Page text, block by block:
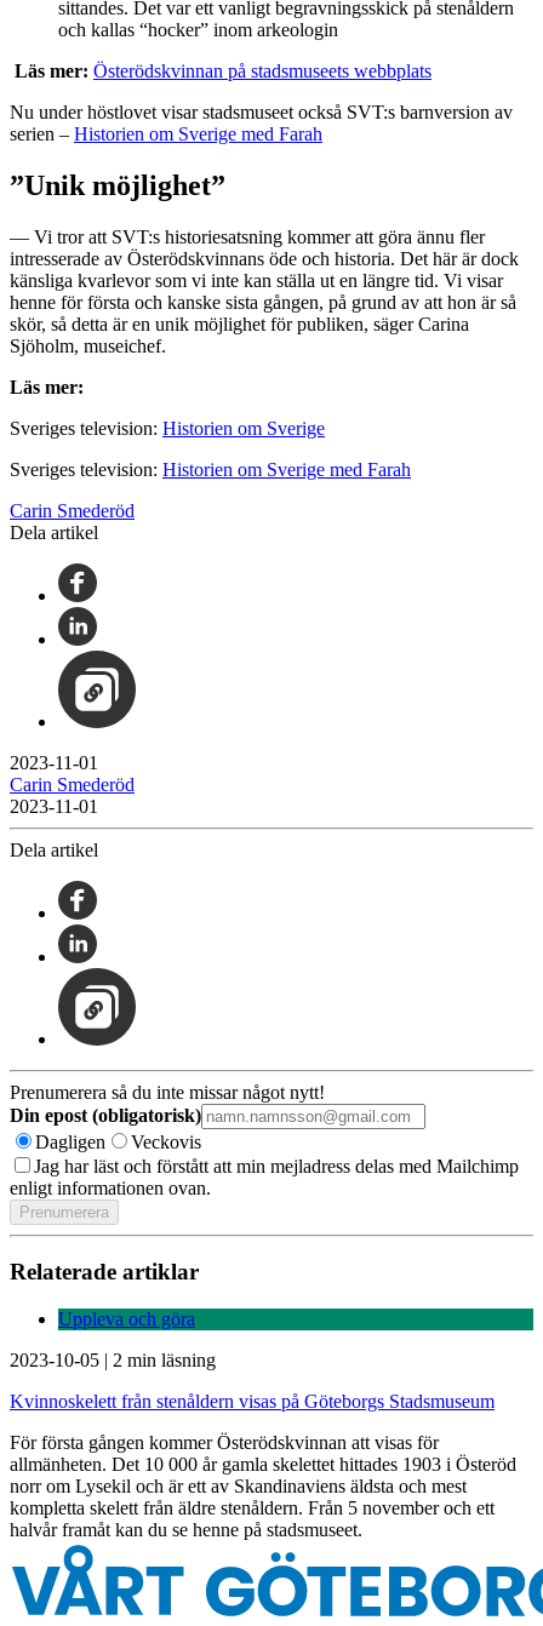
sittandes. Det var ett vanligt begravningsskick på stenåldern
och kallas “hocker” inom arkeologin
Läs mer: Österödskvinnan på stadsmuseets webbplats
Nu under höstlovet visar stadsmuseet också SVT:s barnversion av
serien – Historien om Sverige med Farah
”Unik möjlighet”
— Vi tror att SVT:s historiesatsning kommer att göra ännu fler
intresserade av Österödskvinnans öde och historia. Det här är dock
känsliga kvarlevor som vi inte kan ställa ut en längre tid. Vi visar
henne för första och kanske sista gången, på grund av att hon är så
skör, så detta är en unik möjlighet för publiken, säger Carina
Sjöholm, museichef.
Läs mer:
Sveriges television: Historien om Sverige
Sveriges television: Historien om Sverige med Farah
Carin Smederöd
Dela artikel
2023-11-01
Carin Smederöd
2023-11-01
Dela artikel
Prenumerera så du inte missar något nytt!
Din epost (obligatorisk)
Dagligen
Veckovis
Jag har läst och förstått att min mejladress delas med Mailchimp
enligt informationen ovan.
Relaterade artiklar
Uppleva och göra
2023-10-05 | 2 min läsning
Kvinnoskelett från stenåldern visas på Göteborgs Stadsmuseum
För första gången kommer Österödskvinnan att visas för
allmänheten. Det 10 000 år gamla skelettet hittades 1903 i Österöd
norr om Lysekil och är ett av Skandinaviens äldsta och mest
kompletta skelett från äldre stenåldern. Från 5 november och ett
halvår framåt kan du se henne på stadsmuseet.